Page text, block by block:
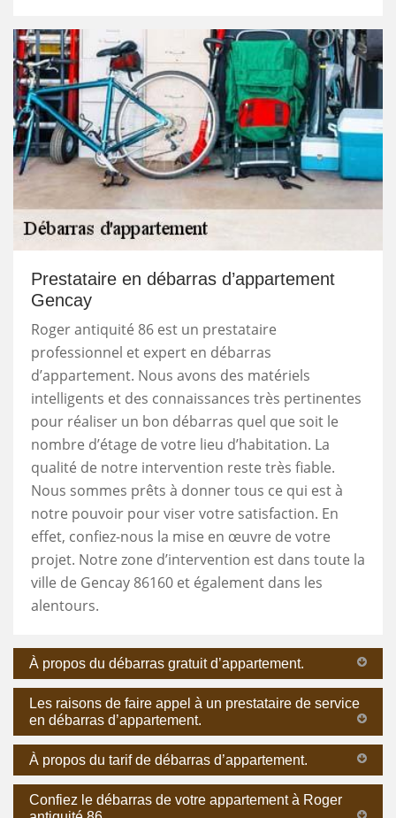
Prestataire en débarras d’appartement
Gencay
Roger antiquité 86 est un prestataire
professionnel et expert en débarras
d’appartement. Nous avons des matériels
intelligents et des connaissances très pertinentes
pour réaliser un bon débarras quel que soit le
nombre d’étage de votre lieu d’habitation. La
qualité de notre intervention reste très fiable.
Nous sommes prêts à donner tous ce qui est à
notre pouvoir pour viser votre satisfaction. En
effet, confiez-nous la mise en œuvre de votre
projet. Notre zone d’intervention est dans toute la
ville de Gencay 86160 et également dans les
alentours.
À propos du débarras gratuit d’appartement.
Les raisons de faire appel à un prestataire de service
en débarras d’appartement.
À propos du tarif de débarras d’appartement.
Confiez le débarras de votre appartement à Roger